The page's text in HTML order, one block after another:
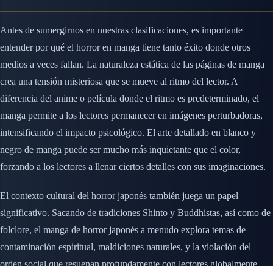
Antes de sumergirnos en nuestras clasificaciones, es importante
entender por qué el horror en manga tiene tanto éxito donde otros
medios a veces fallan. La naturaleza estática de las páginas de manga
crea una tensión misteriosa que se mueve al ritmo del lector. A
diferencia del anime o película donde el ritmo es predeterminado, el
manga permite a los lectores permanecer en imágenes perturbadoras,
intensificando el impacto psicológico. El arte detallado en blanco y
negro de manga puede ser mucho más inquietante que el color,
forzando a los lectores a llenar ciertos detalles con sus imaginaciones.
El contexto cultural del horror japonés también juega un papel
significativo. Sacando de tradiciones Shinto y Buddhistas, así como de
folclore, el manga de horror japonés a menudo explora temas de
contaminación espiritual, maldiciones naturales, y la violación del